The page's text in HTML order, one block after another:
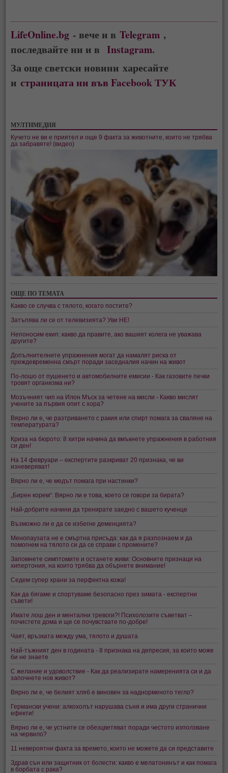
LifeOnline.bg - вече и вTelegram ,
последвайте ни и вInstagram.
За още светски новини харесайте
истраницата ни във Facebook ТУК
МУЛТИМЕДИЯ
Кучето не ви е приятел и още 9 факта за животните, които не трябва
да забравяте! (видео)
ОЩЕ ПО ТЕМАТА
Какво се случва с тялото, когато постите?
Затъпява ли се от телевизията? Уви НЕ!
Непоносим екип: какво да правите, ако вашият колега не уважава
другите?
Допълнителните упражнения могат да намалят риска от
преждевременна смърт поради заседналия начин на живот
По-лошо от пушенето и автомобилните емисии - Как газовите печки
тровят организма ни?
Мозъчният чип на Илон Мъск за четене на мисли - Какво мислят
учените за първия опит с хора?
Вярно ли е, че разтриването с ракия или спирт помага за сваляне на
температурата?
Криза на бюрото: 8 хитри начина да вмъкнете упражнения в работния
си ден!
На 14 февруари – експертите разкриват 20 признака, че ви
изневеряват!
Вярно ли е, че медът помага при настинки?
„Бирен корем“: Вярно ли е това, което се говори за бирата?
Най-добрите начини да тренирате заедно с вашето кученце
Възможно ли е да се избегне деменцията?
Менопаузата не е смъртна присъда: как да я разпознаем и да
помогнем на тялото си да се справи с промените?
Запомнете симптомите и останете живи: Основните признаци на
хипертония, на които трябва да обърнете внимание!
Седем супер храни за перфектна кожа!
Как да бягаме и спортуваме безопасно през зимата - експертни
съвети!
Имате лош ден и ментални тревоги?! Психолозите съветват –
почистете дома и ще се почувствате по-добре!
Чаят, връзката между ума, тялото и душата
Най-тъжният ден в годината - 8 признака на депресия, за които може
би не знаете
С желание и удоволствие - Как да реализирате намеренията си и да
започнете нов живот?
Вярно ли е, че белият хляб е виновен за наднорменото тегло?
Германски учени: алкохолът нарушава съня и има други странични
ефекти!
Вярно ли е, че устните се обезцветяват поради честото използване
на червило?
11 невероятни факта за времето, които не можете да си представите
Здрав сън или защитник от болести: какво е мелатонинът и как помага
в борбата с рака?